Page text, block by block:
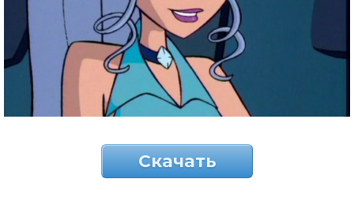
Скачать